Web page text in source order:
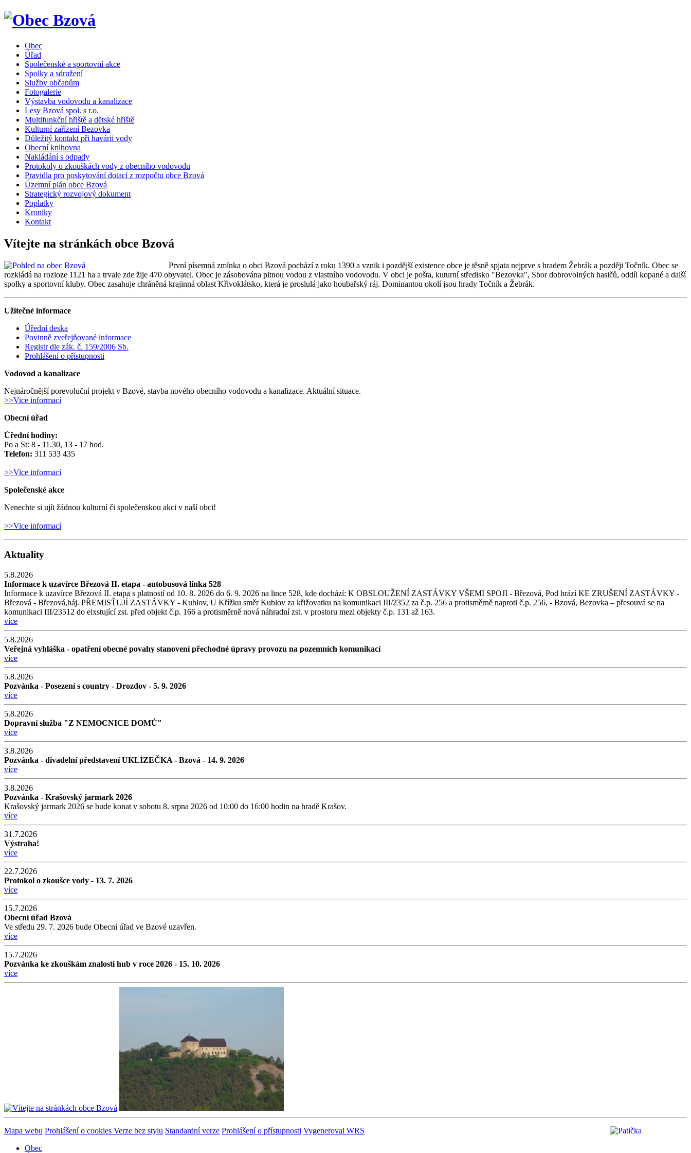
Obec
Úřad
Společenské a sportovní akce
Spolky a sdružení
Služby občanům
Fotogalerie
Výstavba vodovodu a kanalizace
Lesy Bzová spol. s r.o.
Multifunkční hřiště a dětské hřiště
Kulturní zařízení Bezovka
Důležitý kontakt při havárii vody
Obecní knihovna
Nakládání s odpady
Protokoly o zkouškách vody z obecního vodovodu
Pravidla pro poskytování dotací z rozpočtu obce Bzová
Územní plán obce Bzová
Strategický rozvojový dokument
Poplatky
Kroniky
Kontakt
Vítejte na stránkách obce Bzová
První písemná zmínka o obci Bzová pochází z roku 1390 a vznik i pozdější existence obce je těsně spjata nejprve s hradem Žebrák a později Točník. Obec se
rozkládá na rozloze 1121 ha a trvale zde žije 470 obyvatel. Obec je zásobována pitnou vodou z vlastního vodovodu. V obci je pošta, kuturní středisko "Bezovka", Sbor dobrovolných hasičů, oddíl kopané a další
spolky a sportovní kluby. Obec zasahuje chráněná krajinná oblast Křivoklátsko, která je proslulá jako houbařský ráj. Dominantou okolí jsou hrady Točník a Žebrák.
Užitečné informace
Úřední deska
Povinně zveřejňované informace
Registr dle zák. č. 159/2006 Sb.
Prohlášení o přístupnosti
Vodovod a kanalizace
Nejnáročnější porevoluční projekt v Bzové, stavba nového obecního vodovodu a kanalizace. Aktuální situace.
>>Vice informací
Obecní úřad
Úřední hodiny:
Po a St: 8 - 11.30, 13 - 17 hod.
Telefon: 311 533 435
>>Vice informací
Společenské akce
Nenechte si ujít žádnou kulturní či společenskou akci v naší obci!
>>Vice informací
Aktuality
5.8.2026
Informace k uzavírce Březová II. etapa - autobusová linka 528
Informace k uzavírce Březová II. etapa s platností od 10. 8. 2026 do 6. 9. 2026 na lince 528, kde dochází: K OBSLOUŽENÍ ZASTÁVKY VŠEMI SPOJI - Březová, Pod hrází KE ZRUŠENÍ ZASTÁVKY -
Březová - Březová,háj. PŘEMISŤUJÍ ZASTÁVKY - Kublov, U Křížku směr Kublov za křižovatku na komunikaci III/2352 za č.p. 256 a protisměrně naproti č.p. 256, - Bzová, Bezovka – přesouvá se na
komunikaci III/23512 do eixstující zst. před objekt č.p. 166 a protisměrně nová náhradní zst. v prostoru mezi objekty č.p. 131 až 163.
více
5.8.2026
Veřejná vyhláška - opatření obecné povahy stanovení přechodné úpravy provozu na pozemních komunikací
více
5.8.2026
Pozvánka - Posezení s country - Drozdov - 5. 9. 2026
více
5.8.2026
Dopravní služba "Z NEMOCNICE DOMŮ"
více
3.8.2026
Pozvánka - divadelní představení UKLÍZEČKA - Bzová - 14. 9. 2026
více
3.8.2026
Pozvánka - Krašovský jarmark 2026
Krašovský jarmark 2026 se bude konat v sobotu 8. srpna 2026 od 10:00 do 16:00 hodin na hradě Krašov.
více
31.7.2026
Výstraha!
více
22.7.2026
Protokol o zkoušce vody - 13. 7. 2026
více
15.7.2026
Obecní úřad Bzová
Ve středu 29. 7. 2026 bude Obecní úřad ve Bzové uzavřen.
více
15.7.2026
Pozvánka ke zkouškám znalosti hub v roce 2026 - 15. 10. 2026
více
Mapa webu Prohlášení o cookies Verze bez stylu Standardní verze Prohlášení o přístupnosti Vygeneroval WRS
Obec